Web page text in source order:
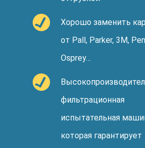
Хорошо заменить
от Pall, Parker, 3M,
Osprey…
фильтрационная
испытательная
которая гарантирует